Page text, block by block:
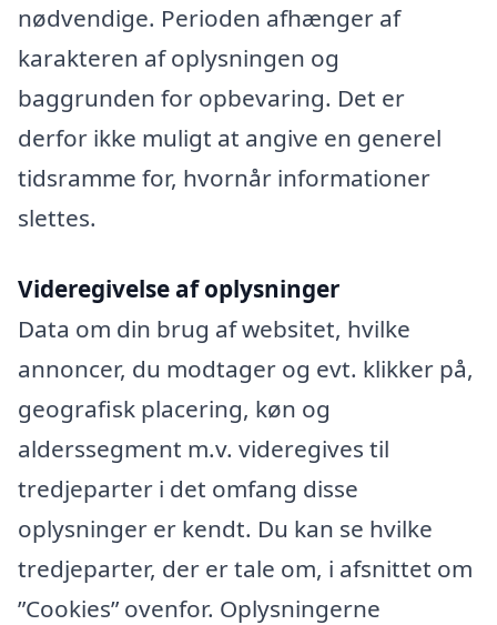
nødvendige. Perioden afhænger af
karakteren af oplysningen og
baggrunden for opbevaring. Det er
derfor ikke muligt at angive en generel
tidsramme for, hvornår informationer
slettes.
Videregivelse af oplysninger
Data om din brug af websitet, hvilke
annoncer, du modtager og evt. klikker på,
geografisk placering, køn og
alderssegment m.v. videregives til
tredjeparter i det omfang disse
oplysninger er kendt. Du kan se hvilke
tredjeparter, der er tale om, i afsnittet om
”Cookies” ovenfor. Oplysningerne